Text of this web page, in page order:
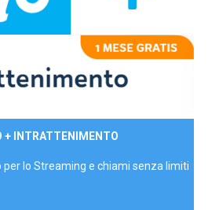
+ INTRATTENIMENTO
lo Streaming e chiami senza limiti